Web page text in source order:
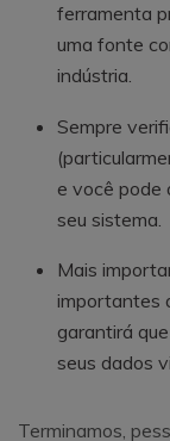
ferramenta
uma fonte
indústria.
Sempre
e você pode
seu sistema.
Mais
importantes
garantirá
seus dados
Terminamos,